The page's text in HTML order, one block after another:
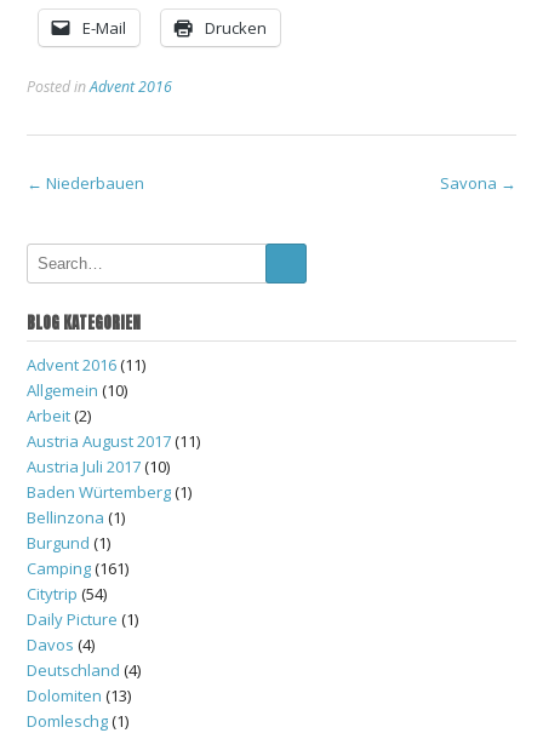
E-Mail
Drucken
Posted inAdvent 2016
Post
navigation
← Niederbauen Savona →
BLOG KATEGORIEN
Advent 2016(11)
Allgemein (10)
Arbeit(2)
Austria August 2017(11)
Austria Juli 2017(10)
Baden Würtemberg(1)
Bellinzona (1)
Burgund (1)
Camping(161)
Citytrip (54)
Daily Picture (1)
Davos (4)
Deutschland (4)
Dolomiten (13)
Domleschg(1)